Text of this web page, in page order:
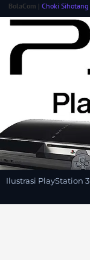
BolaCom | Choki Sihotang
Ilustrasi PlayStation 3